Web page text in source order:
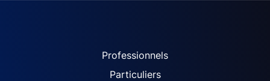
ACPR site navigation
Professionnels
Particuliers